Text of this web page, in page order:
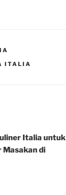
ITALIA
Italia untuk
Masakan di